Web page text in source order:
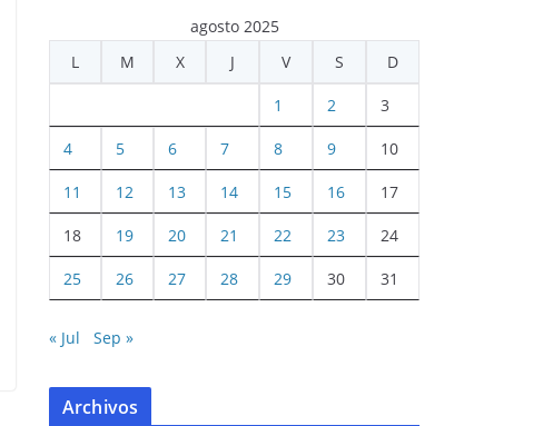
agosto 2025
L
M X J V S D
1 2 3
4 5 6 7 8 9 10
11 12 13 14 15 16 17
18 19 20 21 22 23 24
25 26 27 28 29 30 31
« Jul Sep »
Archivos